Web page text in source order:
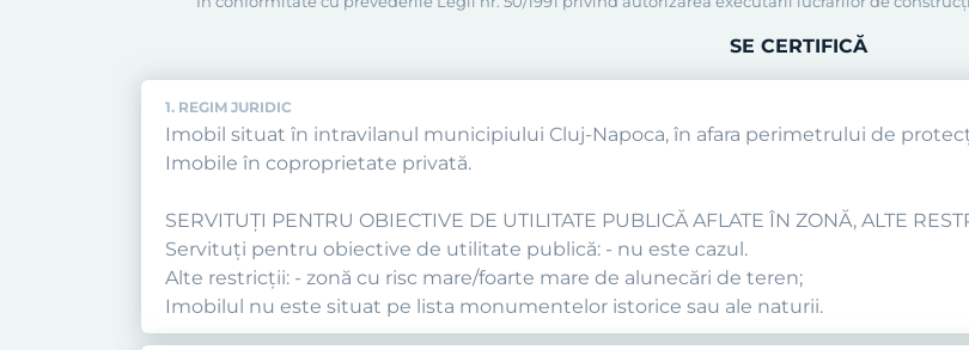
SE CERTIFICĂ
1. REGIM JURIDIC
Imobil situat în intravilanul municipiului Cluj-Napoca, în afara perimetrului de
Imobile în coproprietate privată.
SERVITUȚI PENTRU OBIECTIVE DE UTILITATE PUBLICĂ AFLATE ÎN ZONĂ, ALTE
Servituți pentru obiective de utilitate publică: - nu este cazul.
Alte restricții: - zonă cu risc mare/foarte mare de alunecări de teren;
Imobilul nu este situat pe lista monumentelor istorice sau ale naturii.